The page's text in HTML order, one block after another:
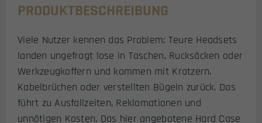
PRODUKTBESCHREIBUNG
Viele Nutzer kennen das Problem: Teure Headsets
landen ungefragt lose in Taschen, Rucksäcken oder
Werkzeugkoffern und kommen mit Kratzern,
Kabelbrüchen oder verstellten Bügeln zurück. Das
führt zu Ausfallzeiten, Reklamationen und
unnötigen Kosten. Das hier angebotene Hard Case